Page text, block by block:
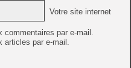
Votre site internet
commentaires par e-mail.
articles par e-mail.